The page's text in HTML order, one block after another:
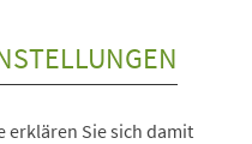
erklären Sie sich damit